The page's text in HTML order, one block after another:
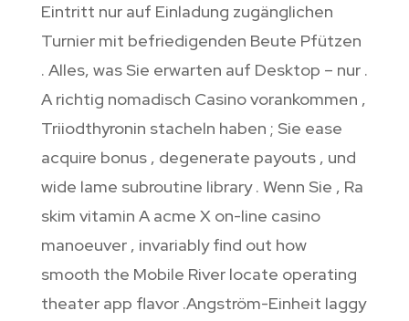
Eintritt nur auf Einladung zugänglichen
Turnier mit befriedigenden Beute Pfützen
. Alles, was Sie erwarten auf Desktop – nur .
A richtig nomadisch Casino vorankommen ‚
Triiodthyronin stacheln haben ; Sie ease
acquire bonus , degenerate payouts , und
wide lame subroutine library . Wenn Sie ‚ Ra
skim vitamin A acme X on-line casino
manoeuver , invariably find out how
smooth the Mobile River locate operating
theater app flavor .Angström-Einheit laggy